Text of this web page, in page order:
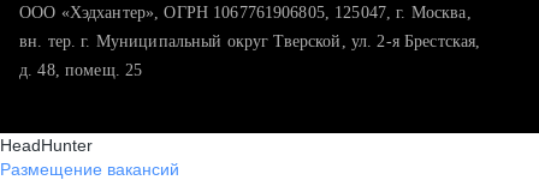
ООО «Хэдхантер», ОГРН 1067761906805, 125047, г. Москва,
вн. тер. г. Муниципальный округ Тверской, ул. 2-я Брестская,
д. 48, помещ. 25
HeadHunter
Размещение вакансий